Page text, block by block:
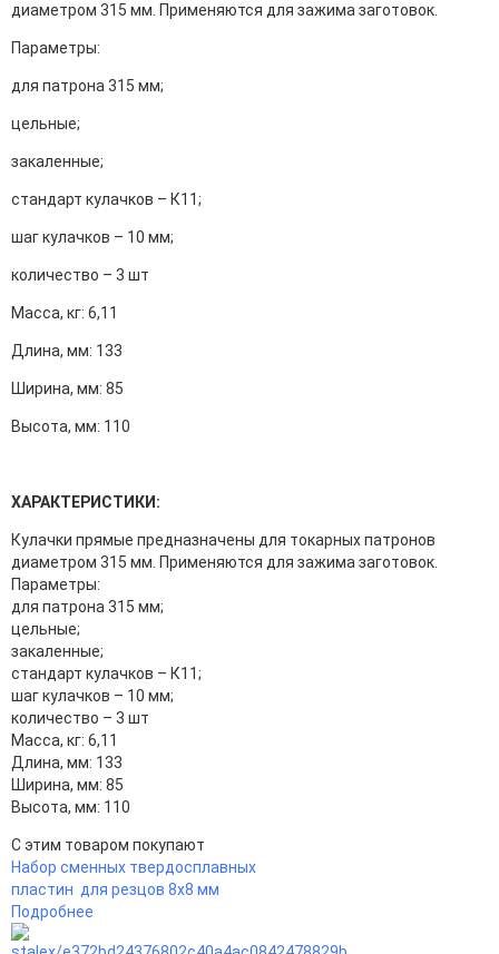
диаметром 315 мм. Применяются для зажима заготовок.
Параметры:
для патрона 315 мм;
цельные;
закаленные;
стандарт кулачков – К11;
шаг кулачков – 10 мм;
количество – 3 шт
Масса, кг: 6,11
Длина, мм: 133
Ширина, мм: 85
Высота, мм: 110
ХАРАКТЕРИСТИКИ:
Кулачки прямые предназначены для токарных патронов
диаметром 315 мм. Применяются для зажима заготовок.
Параметры:
для патрона 315 мм;
цельные;
закаленные;
стандарт кулачков – К11;
шаг кулачков – 10 мм;
количество – 3 шт
Масса, кг: 6,11
Длина, мм: 133
Ширина, мм: 85
Высота, мм: 110
С этим товаром покупают
Набор сменных твердосплавных
пластин для резцов 8х8 мм
Подробнее